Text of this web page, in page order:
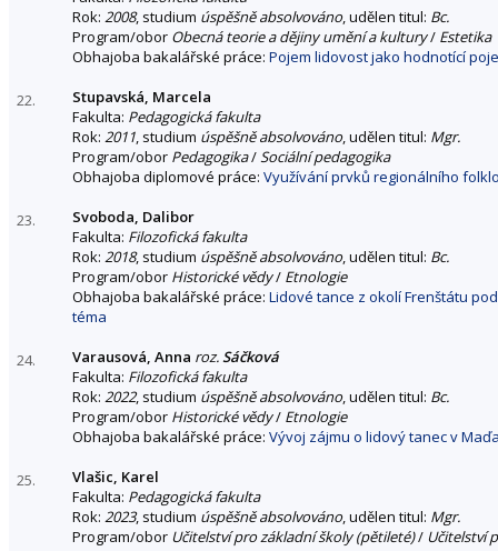
Rok: 2008, studium úspěšně absolvováno, udělen titul: Bc.
Program/obor Obecná teorie a dějiny umění a kultury/ Estetika
Obhajoba bakalářské práce: Pojem lidovost jako hodnotící
22.
Stupavská, Marcela
Fakulta: Pedagogická fakulta
Rok: 2011, studium úspěšně absolvováno, udělen titul: Mgr.
Program/obor Pedagogika/Sociální pedagogika
Obhajoba diplomové práce: Využívání prvků regionálního
23.
Svoboda, Dalibor
Fakulta: Filozofická fakulta
Rok: 2018, studium úspěšně absolvováno, udělen titul: Bc.
Program/obor Historické vědy/ Etnologie
Obhajoba bakalářské práce: Lidové tance z okolí Frenštátu
téma
24. Varausová, Anna roz.Sáčková
Fakulta: Filozofická fakulta
Rok: 2022, studium úspěšně absolvováno, udělen titul: Bc.
Program/obor Historické vědy/ Etnologie
Obhajoba bakalářské práce: Vývoj zájmu o lidový tanec v
25.
Vlašic, Karel
Fakulta: Pedagogická fakulta
Rok: 2023, studium úspěšně absolvováno, udělen titul: Mgr.
Program/obor Učitelství pro základní školy (pětileté)/ Učitelství